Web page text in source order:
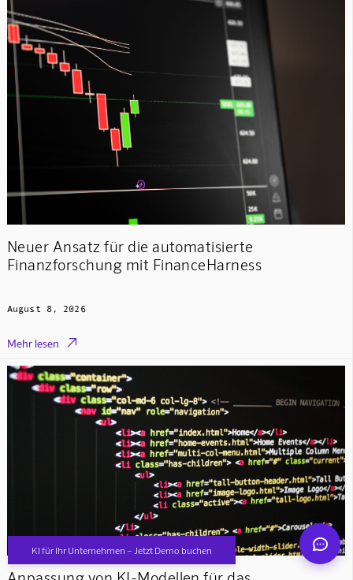
KI für Ihr Unternehmen – Jetzt Demo buchen
Online · KI-Assistent
Mindverse
Neuer Ansatz für die automatisierte
Finanzforschung mit FinanceHarness
August 8, 2026
Mehr lesen 